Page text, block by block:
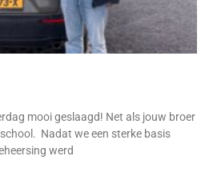
mooi geslaagd! Net als jouw broer
Nadat we een sterke basis
werd